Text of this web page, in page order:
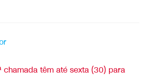
chamada têm até sexta (30) para